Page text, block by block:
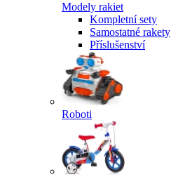
Modely rakiet
Kompletní sety
Samostatné rakety
Příslušenství
Roboti